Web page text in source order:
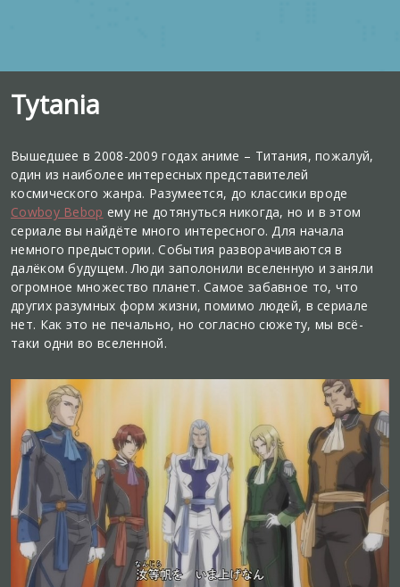
Tytania
Вышедшее в 2008-2009 годах аниме – Титания, пожалуй,
один из наиболее интересных представителей
космического жанра. Разумеется, до классики вроде
Cowboy Bebop ему не дотянуться никогда, но и в этом
сериале вы найдёте много интересного. Для начала
немного предыстории. События разворачиваются в
далёком будущем. Люди заполонили вселенную и заняли
огромное множество планет. Самое забавное то, что
других разумных форм жизни, помимо людей, в сериале
нет. Как это не печально, но согласно сюжету, мы всё-
таки одни во вселенной.